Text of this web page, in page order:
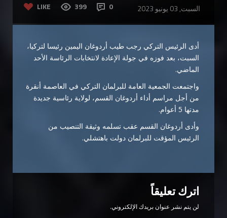
LIKE 399 0 السبت, 03 يونيو 2023
أدى الرئيس التركي رجب طيب أردوغان اليمين رئيسا لتركيا،
السبت، بعد فوزه في جولة الإعادة لانتخابات الرئاسة الأحد
الماضي.
واجتمعت الجمعية العامة للبرلمان التركي في العاصمة أنقرة
من أجل مراسم أداء أردوغان القسم، لولاية رئاسية جديدة
مدتها 5 أعوام.
وأدى أردوغان القسم عقب تسلمه وثيقة التنصيب من
الرئيس المؤقت للبرلمان دولت باهتشلي.
اترك تعليقاً
لن يتم نشر عنوان بريدك الإلكتروني.